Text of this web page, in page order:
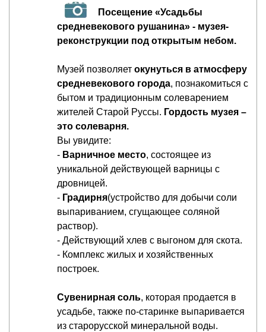
Посещение «Усадьбы
средневекового рушанина» - музея-
реконструкции под открытым небом.
Музей позволяет окунуться в атмосферу
средневекового города, познакомиться с
бытом и традиционным солеварением
жителей Старой Руссы. Гордость музея –
это солеварня.
Вы увидите:
- Варничное место, состоящее из
уникальной действующей варницы с
дровницей.
- Градирня(устройство для добычи соли
выпариванием, сгущающее соляной
раствор).
- Действующий хлев с выгоном для скота.
- Комплекс жилых и хозяйственных
построек.
Сувенирная соль, которая продается в
усадьбе, также по-старинке выпаривается
из старорусской минеральной воды.